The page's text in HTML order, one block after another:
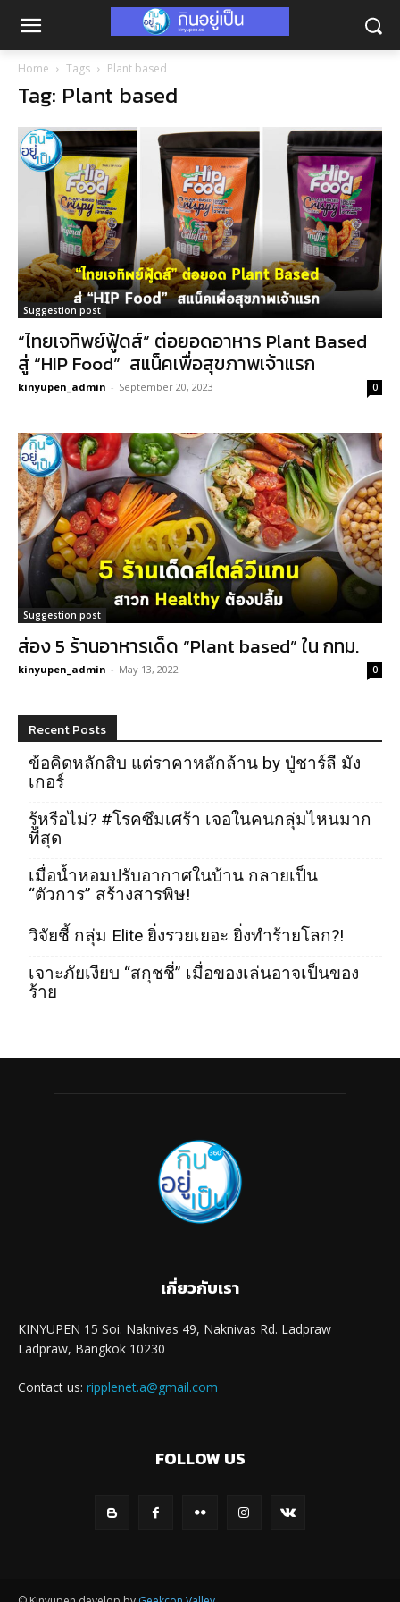
Home Tags Plant based
Tag: Plant based
Suggestion post
“ไทยเจทิพย์ฟู้ดส์” ต่อยอดอาหาร Plant Based
สู่ “HIP Food” สแน็คเพื่อสุขภาพเจ้าแรก
kinyupen_admin - September 20, 2023 0
Suggestion post
ส่อง 5 ร้านอาหารเด็ด “Plant based” ใน กทม.
kinyupen_admin - May 13, 2022 0
Recent Posts
ข้อคิดหลักสิบ แต่ราคาหลักล้าน by ปู่ชาร์ลี มัง
เกอร์
รู้หรือไม่? #โรคซึมเศร้า เจอในคนกลุ่มไหนมาก
ที่สุด
เมื่อน้ำหอมปรับอากาศในบ้าน กลายเป็น
“ตัวการ” สร้างสารพิษ!
วิจัยชี้ กลุ่ม Elite ยิ่งรวยเยอะ ยิ่งทำร้ายโลก?!
เจาะภัยเงียบ “สกุชชี่” เมื่อของเล่นอาจเป็นของ
ร้าย
เกี่ยวกับเรา
KINYUPEN 15 Soi. Naknivas 49, Naknivas Rd. Ladpraw
Ladpraw, Bangkok 10230
Contact us: ripplenet.a@gmail.com
FOLLOW US